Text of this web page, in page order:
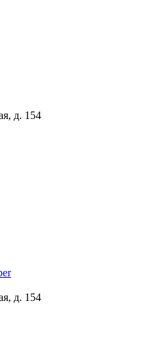
д. 154
д. 154